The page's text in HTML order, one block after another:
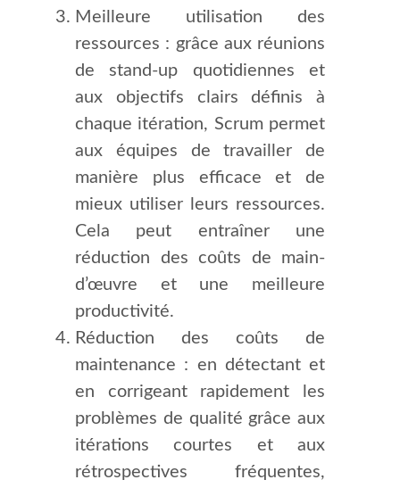
Meilleure utilisation des
ressources : grâce aux réunions
de stand-up quotidiennes et
aux objectifs clairs définis à
chaque itération, Scrum permet
aux équipes de travailler de
manière plus efficace et de
mieux utiliser leurs ressources.
Cela peut entraîner une
réduction des coûts de main-
d’œuvre et une meilleure
productivité.
Réduction des coûts de
maintenance : en détectant et
en corrigeant rapidement les
problèmes de qualité grâce aux
itérations courtes et aux
rétrospectives fréquentes,